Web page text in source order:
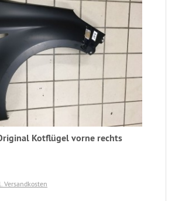
Kotflügel vorne rechts
Versandkosten